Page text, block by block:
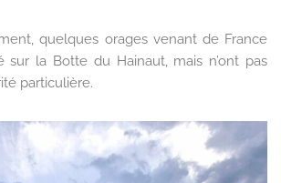
quelques orages venant de France
sur la Botte du Hainaut, mais n’ont pas
particulière.